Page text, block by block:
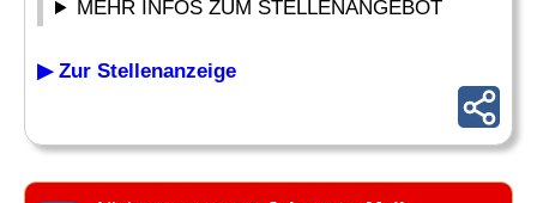
MEHR INFOS ZUM STELLENANGEBOT
▶ Zur Stellenanzeige